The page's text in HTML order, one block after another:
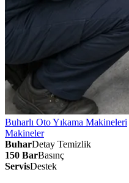
Buharlı Oto Yıkama Makineleri
Makineler
BuharDetay Temizlik
150 BarBasınç
ServisDestek